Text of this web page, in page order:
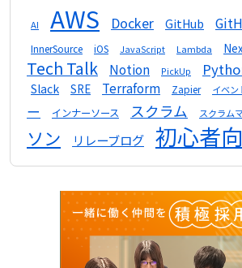
AI AWS Docker GitHub
InnerSource iOS JavaScript Lambda
Tech Talk
Notion PickUp
Slack SRE Terraform Zapier イベン
ー
インナーソース スクラム スクラム
ソン
リレーブログ 初心者